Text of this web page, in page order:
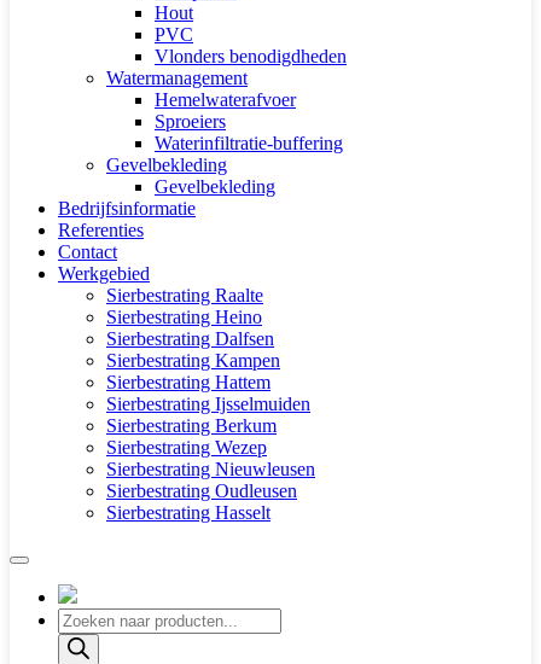
Hout
PVC
Vlonders benodigdheden
Watermanagement
Hemelwaterafvoer
Sproeiers
Waterinfiltratie-buffering
Gevelbekleding
Gevelbekleding
Bedrijfsinformatie
Referenties
Contact
Werkgebied
Sierbestrating Raalte
Sierbestrating Heino
Sierbestrating Dalfsen
Sierbestrating Kampen
Sierbestrating Hattem
Sierbestrating Ijsselmuiden
Sierbestrating Berkum
Sierbestrating Wezep
Sierbestrating Nieuwleusen
Sierbestrating Oudleusen
Sierbestrating Hasselt
Producten
zoeken